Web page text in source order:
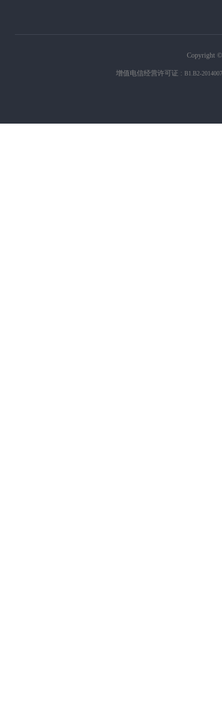
Copyright
增值电信经营许可证 : B1.B2-